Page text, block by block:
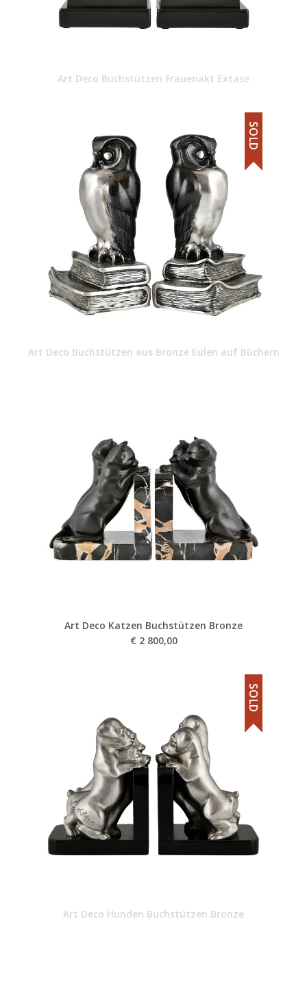
Art Deco Buchstützen Frauenakt Extase
Art Deco Buchstützen aus Bronze Eulen auf Büchern
SOLD
Art Deco Katzen Buchstützen Bronze
€ 2 800,00
Art Deco Hunden Buchstützen Bronze
SOLD